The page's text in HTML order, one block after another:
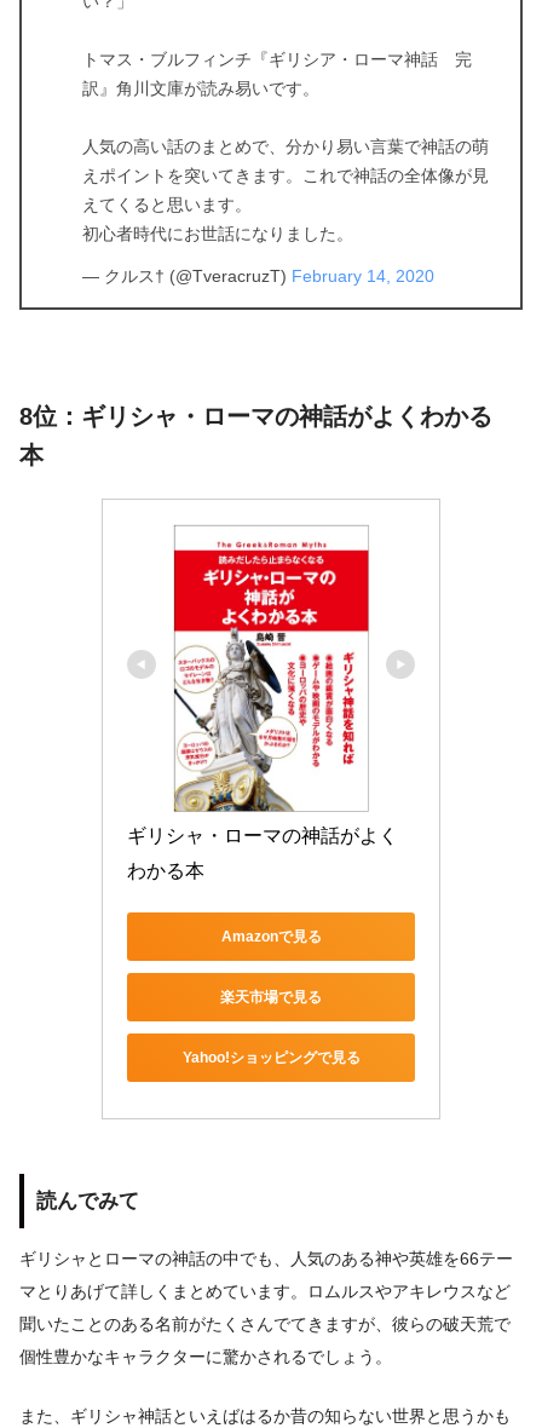
トマス・ブルフィンチ『ギリシア・ローマ神話 完
訳』角川文庫が読み易いです。
人気の高い話のまとめで、分かり易い言葉で神話の萌
えポイントを突いてきます。これで神話の全体像が見
えてくると思います。
初心者時代にお世話になりました。
— クルス† (@TveracruzT) February 14, 2020
8位：ギリシャ・ローマの神話がよくわかる
本
ギリシャ・ローマの神話がよく
わかる本
Amazonで見る
楽天市場で見る
Yahoo!ショッピングで見る
読んでみて
ギリシャとローマの神話の中でも、人気のある神や英雄を66テー
マとりあげて詳しくまとめています。ロムルスやアキレウスなど
聞いたことのある名前がたくさんでてきますが、彼らの破天荒で
個性豊かなキャラクターに驚かされるでしょう。
また、ギリシャ神話といえばはるか昔の知らない世界と思うかも